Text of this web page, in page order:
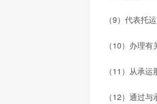
（9）代表托
（10）办理
（11）从承
（12）通过